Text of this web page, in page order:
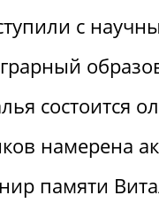
с
состоится
намерена
памяти